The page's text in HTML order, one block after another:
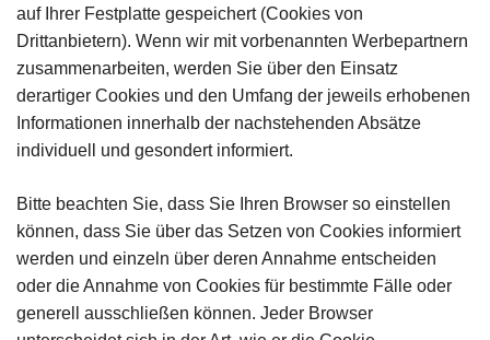
auf Ihrer Festplatte gespeichert (Cookies von
Drittanbietern). Wenn wir mit vorbenannten Werbepartnern
zusammenarbeiten, werden Sie über den Einsatz
derartiger Cookies und den Umfang der jeweils erhobenen
Informationen innerhalb der nachstehenden Absätze
individuell und gesondert informiert.
Bitte beachten Sie, dass Sie Ihren Browser so einstellen
können, dass Sie über das Setzen von Cookies informiert
werden und einzeln über deren Annahme entscheiden
oder die Annahme von Cookies für bestimmte Fälle oder
generell ausschließen können. Jeder Browser